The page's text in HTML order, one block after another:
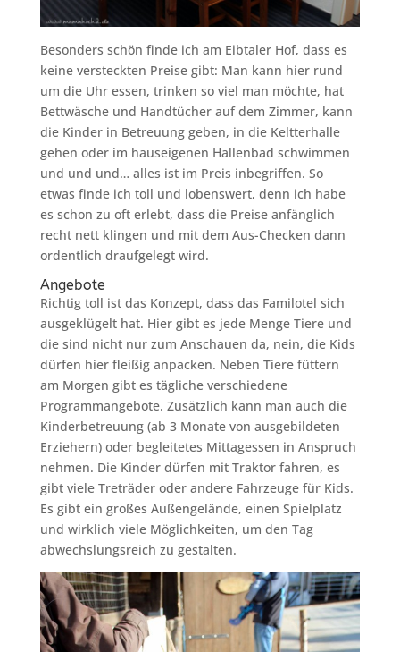
Besonders schön finde ich am Eibtaler Hof, dass es
keine versteckten Preise gibt: Man kann hier rund
um die Uhr essen, trinken so viel man möchte, hat
Bettwäsche und Handtücher auf dem Zimmer, kann
die Kinder in Betreuung geben, in die Keltterhalle
gehen oder im hauseigenen Hallenbad schwimmen
und und und… alles ist im Preis inbegriffen. So
etwas finde ich toll und lobenswert, denn ich habe
es schon zu oft erlebt, dass die Preise anfänglich
recht nett klingen und mit dem Aus-Checken dann
ordentlich draufgelegt wird.
Angebote
Richtig toll ist das Konzept, dass das Familotel sich
ausgeklügelt hat. Hier gibt es jede Menge Tiere und
die sind nicht nur zum Anschauen da, nein, die Kids
dürfen hier fleißig anpacken. Neben Tiere füttern
am Morgen gibt es tägliche verschiedene
Programmangebote. Zusätzlich kann man auch die
Kinderbetreuung (ab 3 Monate von ausgebildeten
Erziehern) oder begleitetes Mittagessen in Anspruch
nehmen. Die Kinder dürfen mit Traktor fahren, es
gibt viele Treträder oder andere Fahrzeuge für Kids.
Es gibt ein großes Außengelände, einen Spielplatz
und wirklich viele Möglichkeiten, um den Tag
abwechslungsreich zu gestalten.